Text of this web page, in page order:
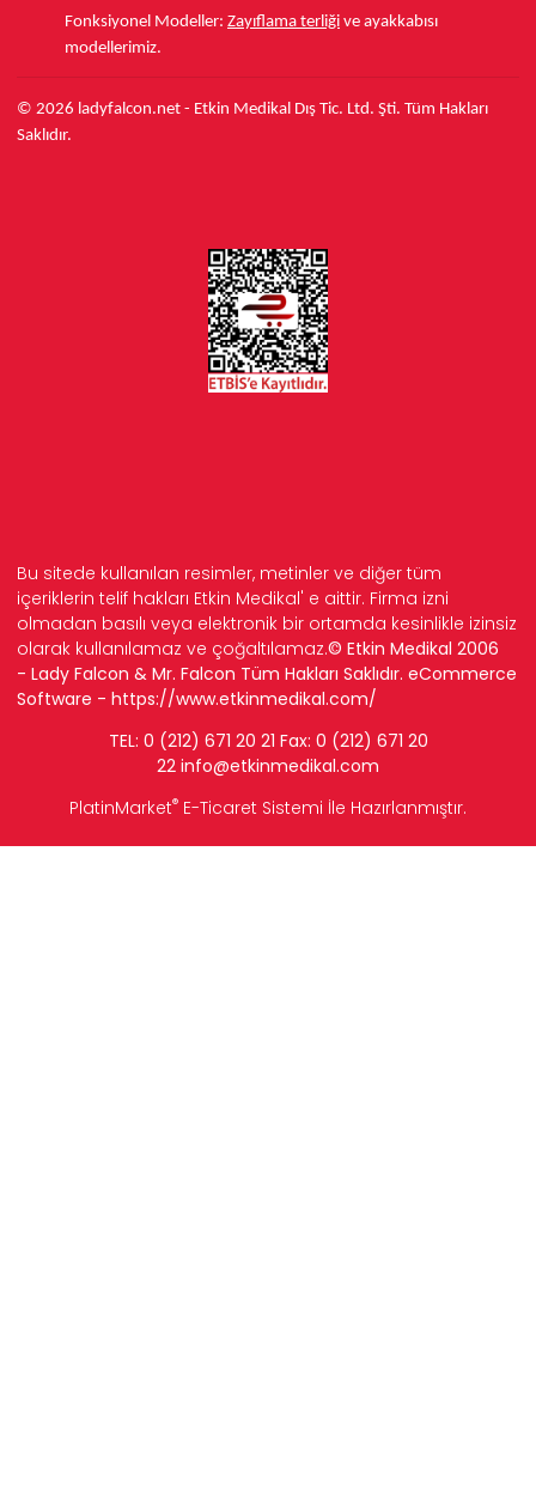
Fonksiyonel Modeller: Zayıflama terliği ve ayakkabısı
modellerimiz.
© 2026 ladyfalcon.net - Etkin Medikal Dış Tic. Ltd. Şti. Tüm Hakları
Saklıdır.
Bu sitede kullanılan resimler, metinler ve diğer tüm
içeriklerin telif hakları Etkin Medikal' e aittir. Firma izni
olmadan basılı veya elektronik bir ortamda kesinlikle izinsiz
olarak kullanılamaz ve çoğaltılamaz.© Etkin Medikal 2006
- Lady Falcon & Mr. Falcon Tüm Hakları Saklıdır. eCommerce
Software - https://www.etkinmedikal.com/
TEL: 0 (212) 671 20 21 Fax: 0 (212) 671 20
22 info@etkinmedikal.com
PlatinMarket® E-Ticaret Sistemi İle Hazırlanmıştır.